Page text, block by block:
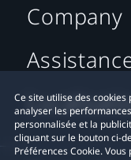
Ce site utilise des
analyser les
personnalisée et la
cliquant sur le bouton ci-
Préférences Cookie.
Company